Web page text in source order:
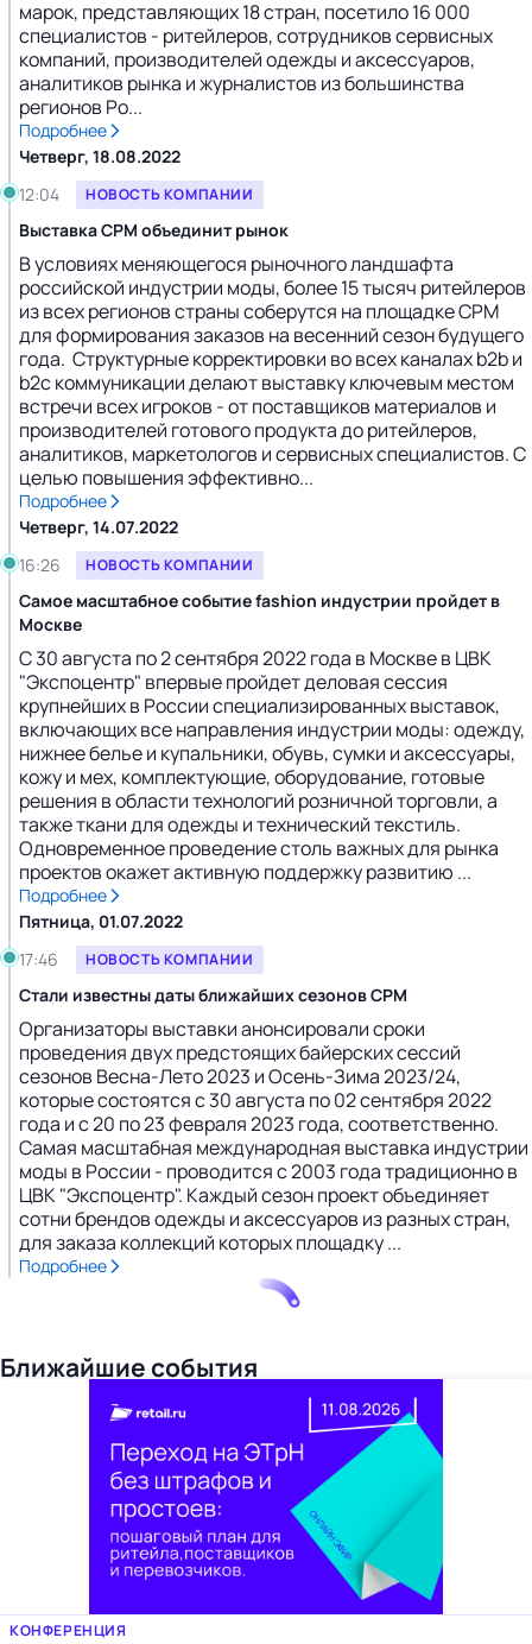
марок, представляющих 18 стран, посетило 16 000
специалистов - ритейлеров, сотрудников сервисных
компаний, производителей одежды и аксессуаров,
аналитиков рынка и журналистов из большинства
регионов Ро...
Подробнее
Четверг, 18.08.2022
12:04
НОВОСТЬ КОМПАНИИ
Выставка CPM объединит рынок
В условиях меняющегося рыночного ландшафта
российской индустрии моды, более 15 тысяч ритейлеров
из всех регионов страны соберутся на площадке СРМ
для формирования заказов на весенний сезон будущего
года. Структурные корректировки во всех каналах b2b и
b2c коммуникации делают выставку ключевым местом
встречи всех игроков - от поставщиков материалов и
производителей готового продукта до ритейлеров,
аналитиков, маркетологов и сервисных специалистов. С
целью повышения эффективно...
Подробнее
Четверг, 14.07.2022
16:26
НОВОСТЬ КОМПАНИИ
Самое масштабное событие fashion индустрии пройдет в
Москве
С 30 августа по 2 сентября 2022 года в Москве в ЦВК
"Экспоцентр" впервые пройдет деловая сессия
крупнейших в России специализированных выставок,
включающих все направления индустрии моды: одежду,
нижнее белье и купальники, обувь, сумки и аксессуары,
кожу и мех, комплектующие, оборудование, готовые
решения в области технологий розничной торговли, а
также ткани для одежды и технический текстиль.
Одновременное проведение столь важных для рынка
проектов окажет активную поддержку развитию ...
Подробнее
Пятница, 01.07.2022
17:46
НОВОСТЬ КОМПАНИИ
Стали известны даты ближайших сезонов СРМ
Организаторы выставки анонсировали сроки
проведения двух предстоящих байерских сессий
сезонов Весна-Лето 2023 и Осень-Зима 2023/24,
которые состоятся с 30 августа по 02 сентября 2022
года и с 20 по 23 февраля 2023 года, соответственно.
Самая масштабная международная выставка индустрии
моды в России - проводится с 2003 года традиционно в
ЦВК "Экспоцентр". Каждый сезон проект объединяет
сотни брендов одежды и аксессуаров из разных стран,
для заказа коллекций которых площадку ...
Подробнее
Ближайшие события
КОНФЕРЕНЦИЯ